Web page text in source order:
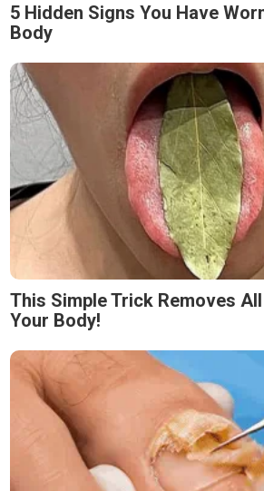
5 Hidden Signs You Have
Body
This Simple Trick Removes
Your Body!